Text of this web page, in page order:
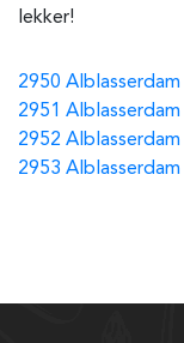
lekker!
2950 Alblasserdam
2951 Alblasserdam
2952 Alblasserdam
2953 Alblasserdam